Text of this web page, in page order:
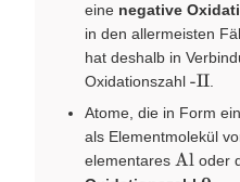
eine negative
in den allermeisten
hat deshalb in
Oxidationszahl \text{-
-II.
Atome, die in Form
als Elementmolekül
elementares \ce{Al}
Al oder